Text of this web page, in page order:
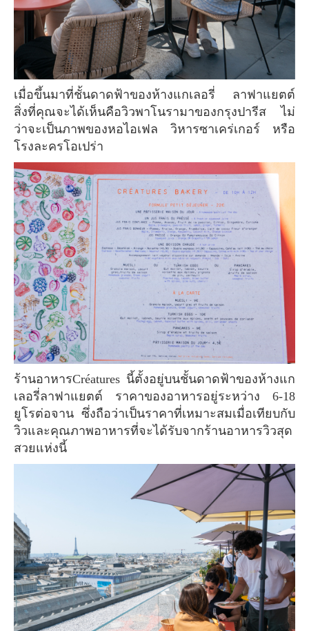
เมื่อขึ้นมาที่ชั้นดาดฟ้าของห้างแกเลอรี่ ลาฟาแยตต์
สิ่งที่คุณจะได้เห็นคือวิวพาโนรามาของกรุงปารีส ไม่
ว่าจะเป็นภาพของหอไอเฟล วิหารซาเคร่เกอร์ หรือ
โรงละครโอเปร่า
ร้านอาหารCréatures นี้ตั้งอยู่บนชั้นดาดฟ้าของห้างแก
เลอรี่ลาฟาแยตต์ ราคาของอาหารอยู่ระหว่าง 6-18
ยูโรต่อจาน ซึ่งถือว่าเป็นราคาที่เหมาะสมเมื่อเทียบกับ
วิวและคุณภาพอาหารที่จะได้รับจากร้านอาหารวิวสุด
สวยแห่งนี้